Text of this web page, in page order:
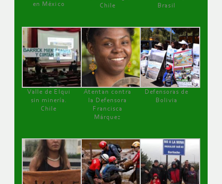
en México
Chile
Brasil
Valle de Elqui
sin minería.
Chile
Atentan contra
la Defensora
Francisca
Márquez
Defensoras de
Bolivia